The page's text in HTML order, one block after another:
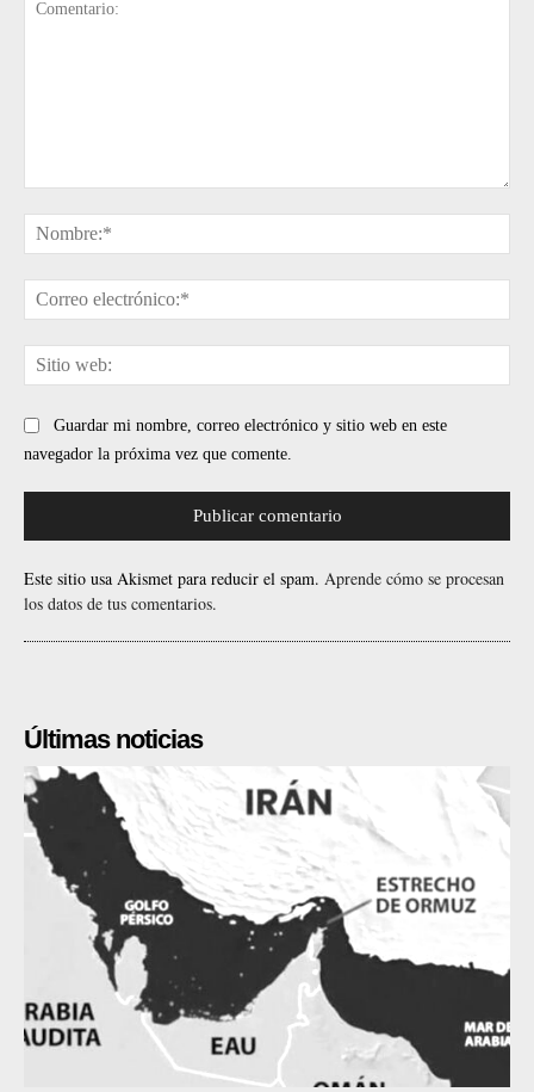
Guardar mi nombre, correo electrónico y sitio web en este
navegador la próxima vez que comente.
Este sitio usa Akismet para reducir el spam. Aprende cómo se procesan
los datos de tus comentarios.
Últimas noticias